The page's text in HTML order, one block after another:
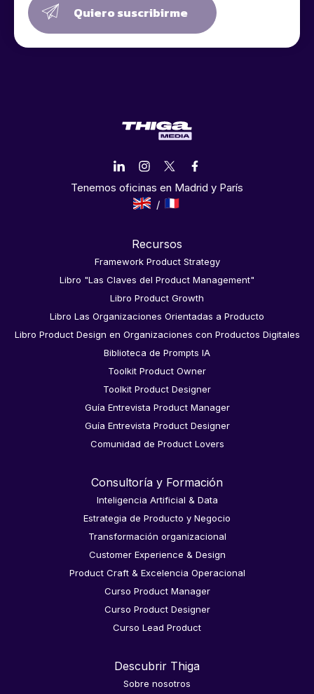
Quiero suscribirme
Tenemos oficinas en Madrid y París
Recursos
Framework Product Strategy
Libro "Las Claves del Product Management"
Libro Product Growth
Libro Las Organizaciones Orientadas a Producto
Libro Product Design en Organizaciones con Productos Digitales
Biblioteca de Prompts IA
Toolkit Product Owner
Toolkit Product Designer
Guía Entrevista Product Manager
Guía Entrevista Product Designer
Comunidad de Product Lovers
Consultoría y Formación
Inteligencia Artificial & Data
Estrategia de Producto y Negocio
Transformación organizacional
Customer Experience & Design
Product Craft & Excelencia Operacional
Curso Product Manager
Curso Product Designer
Curso Lead Product
Descubrir Thiga
Sobre nosotros